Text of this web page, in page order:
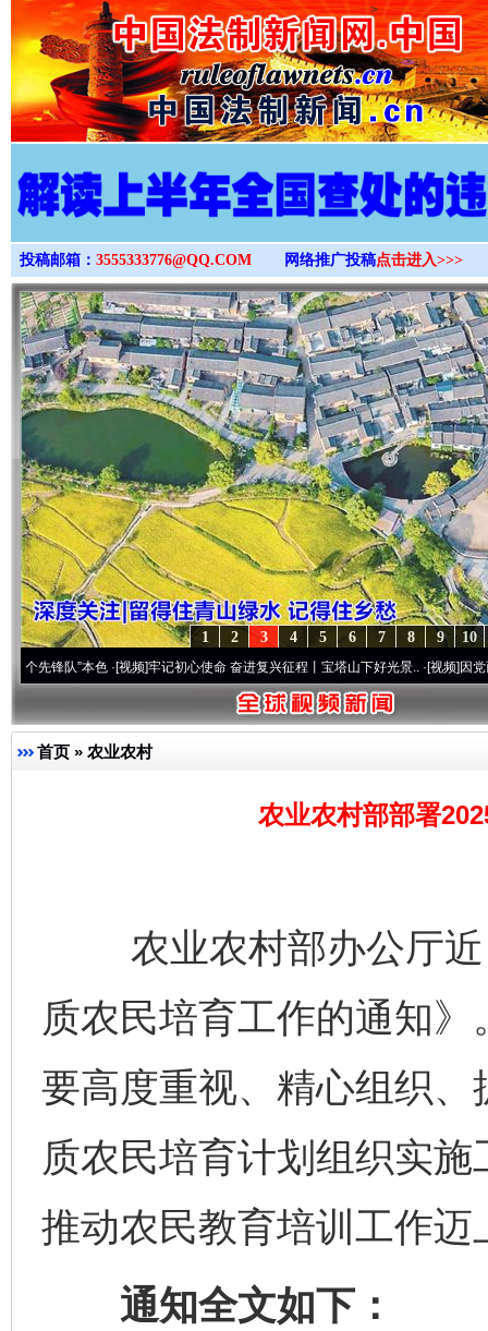
>
投稿邮箱： 3555333776@QQ.COM 网络推广投稿点击进入>>>
10
9
8
7
6
5
4
3
2
1
”本色·[视频]牢记初心使命 奋进复兴征程丨宝塔山下好光景..·[视频]因党而生 为党
首页 » 农业农村
农业农村部部署
农业农村部办公厅近
质农民培育工作的通知
要高度重视、精心组织
质农民培育计划组织实
推动农民教育培训工作迈
通知全文如下：